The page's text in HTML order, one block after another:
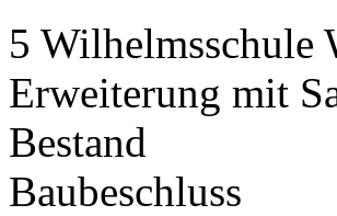
5 Wilhelmsschule
Erweiterung mit
Bestand
Baubeschluss